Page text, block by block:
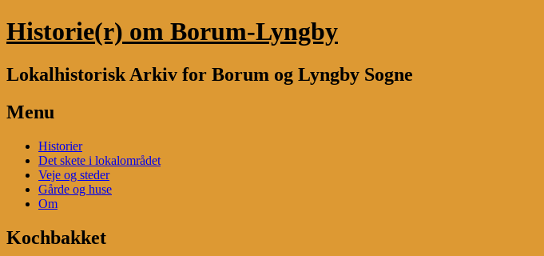
Historie(r) om Borum-Lyngby
Lokalhistorisk Arkiv for Borum og Lyngby Sogne
Menu
Skip
content
Historier
Det skete i lokalområdet
Veje og steder
Gårde og huse
Om
Kochbakket